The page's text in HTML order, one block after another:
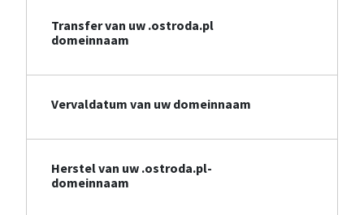
Transfer van uw .ostroda.pl
domeinnaam
Vervaldatum van uw domeinnaam
Herstel van uw .ostroda.pl-
domeinnaam